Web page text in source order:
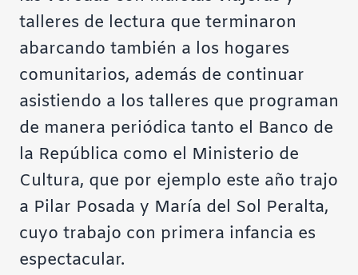
talleres de lectura que terminaron
abarcando también a los hogares
comunitarios, además de continuar
asistiendo a los talleres que programan
de manera periódica tanto el Banco de
la República como el Ministerio de
Cultura, que por ejemplo este año trajo
a Pilar Posada y María del Sol Peralta,
cuyo trabajo con primera infancia es
espectacular.